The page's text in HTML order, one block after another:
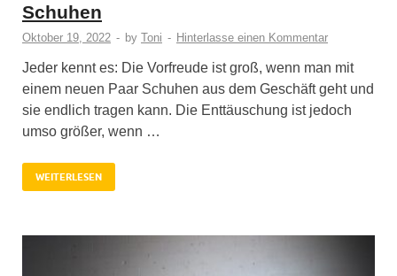
Schuhen
Oktober 19, 2022 - by Toni - Hinterlasse einen Kommentar
Jeder kennt es: Die Vorfreude ist groß, wenn man mit
einem neuen Paar Schuhen aus dem Geschäft geht und
sie endlich tragen kann. Die Enttäuschung ist jedoch
umso größer, wenn …
WEITERLESEN